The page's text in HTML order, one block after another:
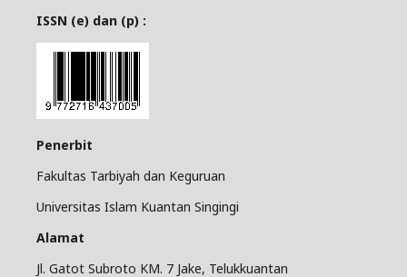
ISSN (e) dan (p) :
Penerbit
Fakultas Tarbiyah dan Keguruan
Universitas Islam Kuantan Singingi
Alamat
Jl. Gatot Subroto KM. 7 Jake, Telukkuantan